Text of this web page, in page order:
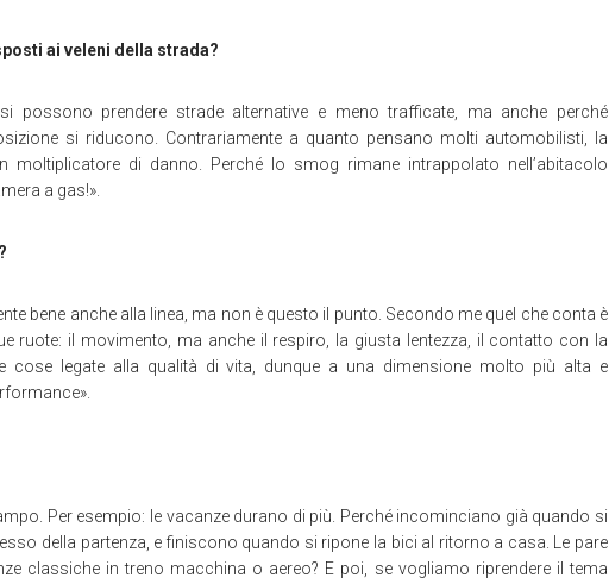
ai veleni della strada?
possono prendere strade alternative e meno trafficate, ma anche perché
si riducono. Contrariamente a quanto pensano molti automobilisti, la
di danno. Perché lo smog rimane intrappolato nell’abitacolo
a gas!».
bene anche alla linea, ma non è questo il punto. Secondo me quel che conta è
ruote: il movimento, ma anche il respiro, la giusta lentezza, il contatto con la
cose legate alla qualità di vita, dunque a una dimensione molto più alta e
Per esempio: le vacanze durano di più. Perché incominciano già quando si
della partenza, e finiscono quando si ripone la bici al ritorno a casa. Le pare
classiche in treno macchina o aereo? E poi, se vogliamo riprendere il tema